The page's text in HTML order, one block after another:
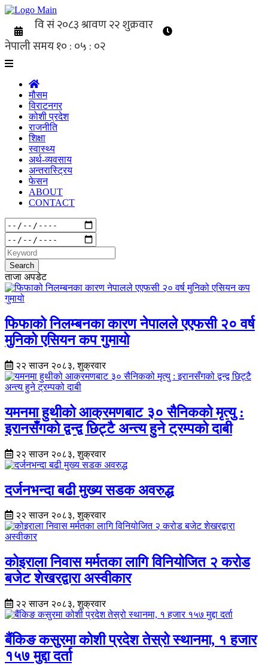
मौसम
विराटनगर
कोशी प्रदेश
राजनीति
शिक्षा
स्वास्थ्य
अर्थ-व्यवसाय
अन्तरास्ट्रिय
फेसन
ABOUT
CONTACT
Search
ताजा अपडेट
फिफाको निलम्बनका कारण नेपालले एएफसी २० वर्ष
मुनिको एसियन कप गुमायो
२२ साउन २०८३, शुक्रवार
यमनमा हुथीको आक्रमणबाट ३० सैनिकको मृत्यु :
इरानसँगको द्वन्द्व छिट्टै अन्त्य हुने ट्रम्पको दाबी
२२ साउन २०८३, शुक्रवार
दर्जनभन्दा बढी मुख्य सडक अवरुद्ध
२२ साउन २०८३, शुक्रवार
कोइराला निवास मर्मतका लागि विनियोजित २ करोड
बजेट शेखरद्वारा अस्वीकार
२२ साउन २०८३, शुक्रवार
बैंकिङ कसुरमा कोशी प्रदेश तेस्रो स्थानमा, १ हजार
१५७ मुद्दा दर्ता